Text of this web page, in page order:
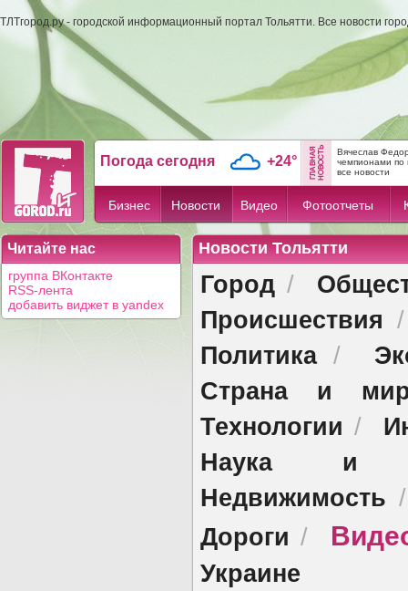
ТЛТгород.ру - городской информационный портал Тольятти. Все новости
Погода сегодня +24°
Вячеслав
чемпионами по
все новости
Бизнес Новости Видео Фотоотчеты
Читайте нас
группа ВКонтакте
RSS-лента
добавить виджет в yandex
Новости Тольятти
Город /
Происшествия
Политика/
Страна и
Технологии /
Наука и
Недвижимость
Дороги /
Украине